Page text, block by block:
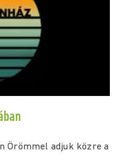
Örömmel adjuk közre a